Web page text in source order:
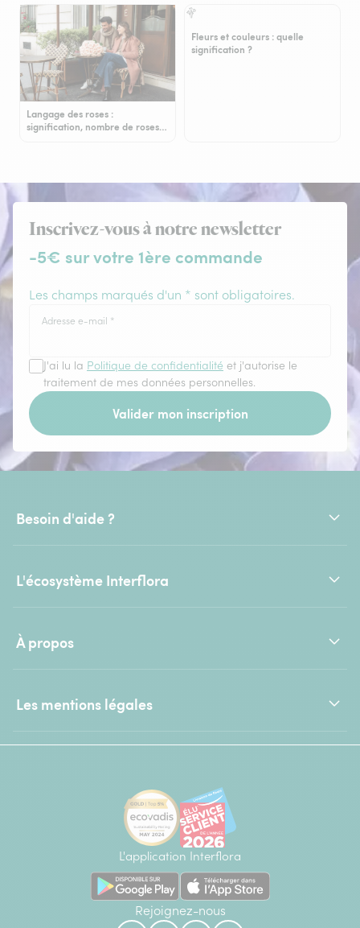
Langage des roses :
signification, nombre de roses…
Fleurs et couleurs : quelle
signification ?
Inscrivez-vous à notre newsletter
-5€ sur votre 1ère commande
Les champs marqués d'un * sont obligatoires.
Adresse e-mail *
J'ai lu la Politique de confidentialité et j'autorise le
traitement de mes données personnelles.
Valider mon inscription
Besoin d'aide ?
L'écosystème Interflora
À propos
Les mentions légales
L'application Interflora
Rejoignez-nous